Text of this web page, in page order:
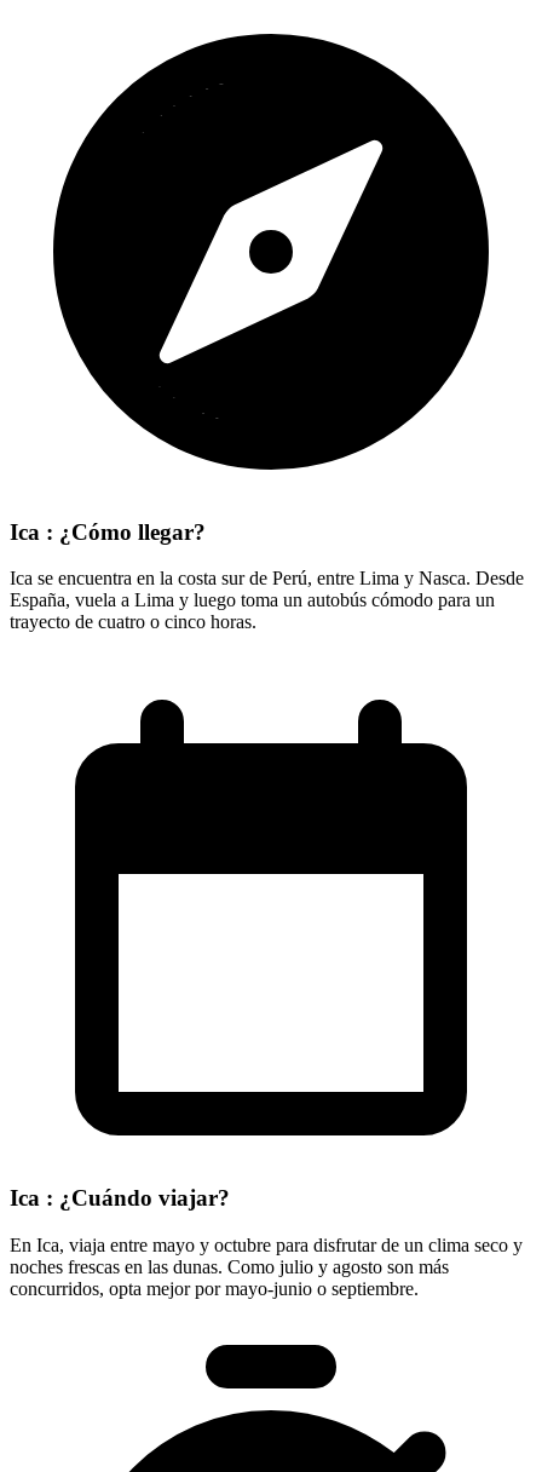
Ica : ¿Cómo llegar?
Ica se encuentra en la costa sur de Perú, entre Lima y Nasca. Desde
España, vuela a Lima y luego toma un autobús cómodo para un
trayecto de cuatro o cinco horas.
Ica : ¿Cuándo viajar?
En Ica, viaja entre mayo y octubre para disfrutar de un clima seco y
noches frescas en las dunas. Como julio y agosto son más
concurridos, opta mejor por mayo-junio o septiembre.